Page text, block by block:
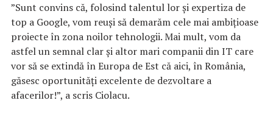
”Sunt convins că, folosind talentul lor şi expertiza de
top a Google, vom reuşi să demarăm cele mai ambiţioase
proiecte în zona noilor tehnologii. Mai mult, vom da
astfel un semnal clar şi altor mari companii din IT care
vor să se extindă în Europa de Est că aici, în România,
găsesc oportunităţi excelente de dezvoltare a
afacerilor!”, a scris Ciolacu.